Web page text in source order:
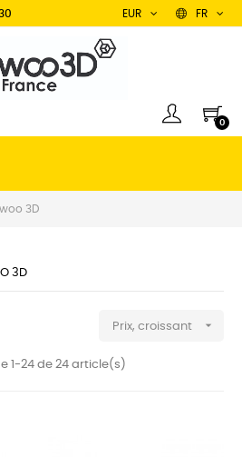
FR
EUR
0
3D
3D
Prix, croissant 
1-24 de 24 article(s)